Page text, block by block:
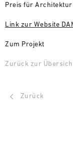
Preis für
Link zur Website
Zum Projekt
Zurück zur
Zurück